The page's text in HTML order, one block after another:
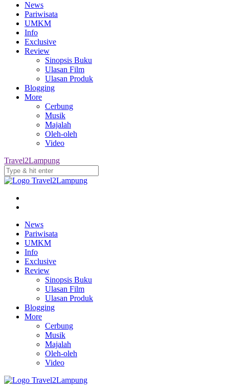
News
Pariwisata
UMKM
Info
Exclusive
Review
Sinopsis Buku
Ulasan Film
Ulasan Produk
Blogging
More
Cerbung
Musik
Majalah
Oleh-oleh
Video
Travel2Lampung
News
Pariwisata
UMKM
Info
Exclusive
Review
Sinopsis Buku
Ulasan Film
Ulasan Produk
Blogging
More
Cerbung
Musik
Majalah
Oleh-oleh
Video